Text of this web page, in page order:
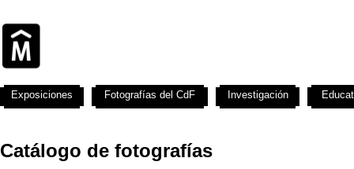
Catálogo de fotografías
Exposiciones Fotografías del CdF Investigación